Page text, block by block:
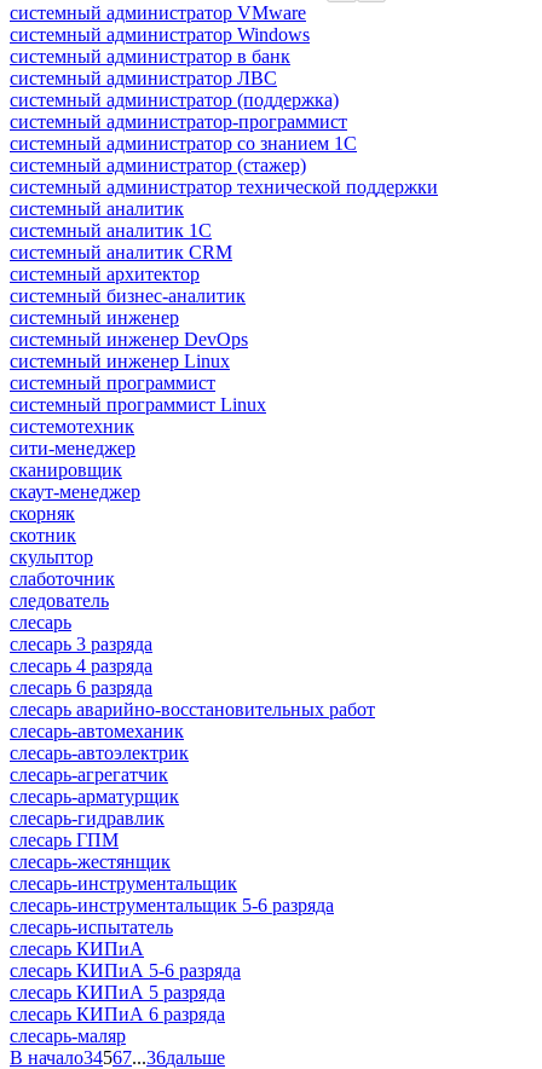
системный администратор VMware
системный администратор Windows
системный администратор в банк
системный администратор ЛВС
системный администратор (поддержка)
системный администратор-программист
системный администратор со знанием 1С
системный администратор (стажер)
системный администратор технической поддержки
системный аналитик
системный аналитик 1С
системный аналитик CRM
системный архитектор
системный бизнес-аналитик
системный инженер
системный инженер DevOps
системный инженер Linux
системный программист
системный программист Linux
системотехник
сити-менеджер
сканировщик
скаут-менеджер
скорняк
скотник
скульптор
слаботочник
следователь
слесарь
слесарь 3 разряда
слесарь 4 разряда
слесарь 6 разряда
слесарь аварийно-восстановительных работ
слесарь-автомеханик
слесарь-автоэлектрик
слесарь-агрегатчик
слесарь-арматурщик
слесарь-гидравлик
слесарь ГПМ
слесарь-жестянщик
слесарь-инструментальщик
слесарь-инструментальщик 5-6 разряда
слесарь-испытатель
слесарь КИПиА
слесарь КИПиА 5-6 разряда
слесарь КИПиА 5 разряда
слесарь КИПиА 6 разряда
слесарь-маляр
В начало34567...36дальше